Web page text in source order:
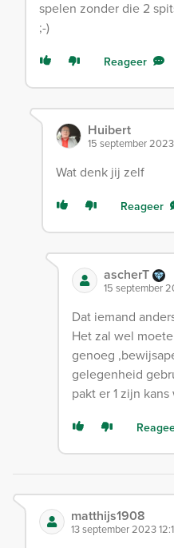
spelen zonder die 2
;-)
Reageer
Huibert
15 september
Wat denk jij zelf
Reageer
ascherT
15 september
Dat iemand
Het zal wel
genoeg
gelegenheid
pakt er 1 zijn kans
matthijs1908
13 september 2023